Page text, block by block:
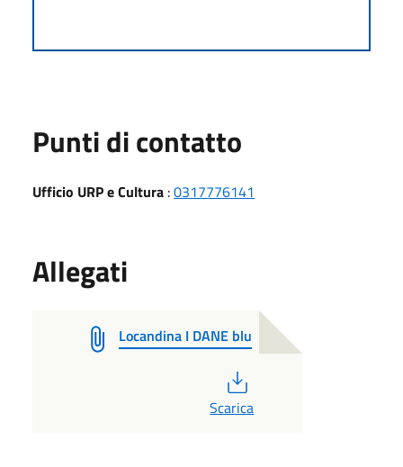
Punti di contatto
Ufficio URP e Cultura :0317776141
Allegati
Locandina I DANE blu
Scarica